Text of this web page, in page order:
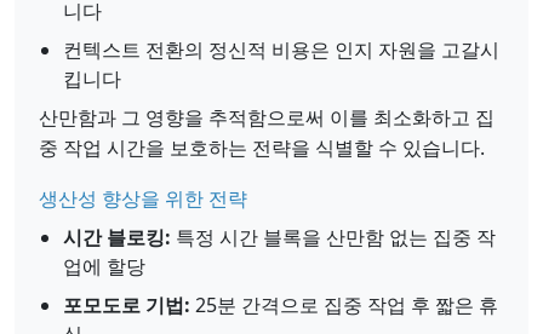
니다
컨텍스트 전환의 정신적 비용은 인지 자원을 고갈시
킵니다
산만함과 그 영향을 추적함으로써 이를 최소화하고 집
중 작업 시간을 보호하는 전략을 식별할 수 있습니다.
생산성 향상을 위한 전략
시간 블로킹: 특정 시간 블록을 산만함 없는 집중 작
업에 할당
포모도로 기법: 25분 간격으로 집중 작업 후 짧은 휴